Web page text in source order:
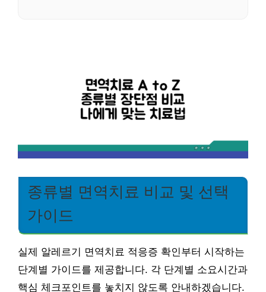
종류별 면역치료 비교 및 선택
가이드
실제 알레르기 면역치료 적응증 확인부터 시작하는
단계별 가이드를 제공합니다. 각 단계별 소요시간과
핵심 체크포인트를 놓치지 않도록 안내하겠습니다.